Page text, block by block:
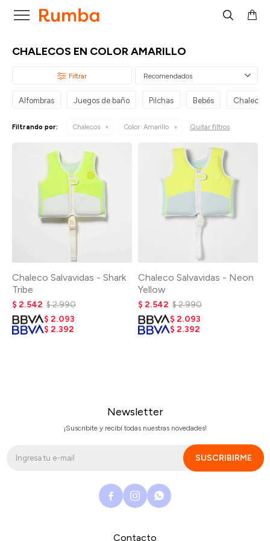

CHALECOS EN COLOR AMARILLO
Recomendados
Alfombras Juegos de baño Pilchas Bebés Chalecos
Filtrando por: Chalecos Color: Amarillo Quitar filtros
Chaleco Salvavidas - Shark
Tribe
$ 2.542 $2.990
$ 2.093
$ 2.392
Chaleco Salvavidas - Neon
Yellow
$ 2.542 $2.990
$ 2.093
$ 2.392
Contacto
Newsletter
¡Suscribite y recibí todas nuestras novedades!
SUSCRIBIRME
  